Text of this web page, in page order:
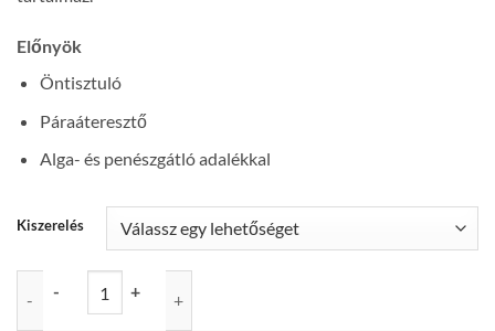
Előnyök
Öntisztuló
Páraáteresztő
Alga- és penészgátló adalékkal
Kiszerelés
- +